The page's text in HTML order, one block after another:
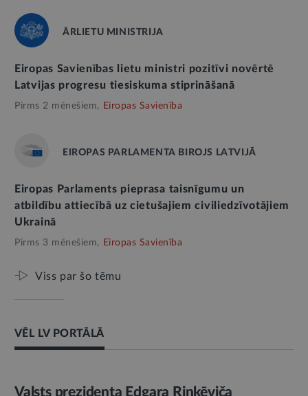
ĀRLIETU MINISTRIJA
Eiropas Savienības lietu ministri pozitīvi novērtē
Latvijas progresu tiesiskuma stiprināšanā
Pirms 2 mēnešiem, Eiropas Savienība
EIROPAS PARLAMENTA BIROJS LATVIJĀ
Eiropas Parlaments pieprasa taisnīgumu un
atbildību attiecībā uz cietušajiem civiliedzīvotājiem
Ukrainā
Pirms 3 mēnešiem, Eiropas Savienība
Viss par šo tēmu
VĒL LV PORTĀLĀ
AMATPERSONAS RUNA
Valsts prezidenta Edgara Rinkēviča